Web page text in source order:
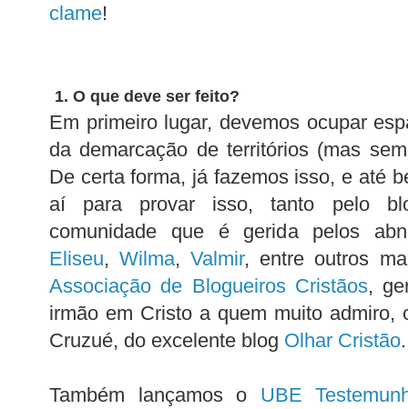
clame!
1. O que deve ser feito?
Em primeiro lugar, devemos ocupar
da demarcação de territórios (mas
De certa forma, já fazemos isso, e até
aí para provar isso, tanto pelo
comunidade que é gerida pelos
Eliseu,Wilma,Valmir, entre outros
Associação de Blogueiros Cristãos,
irmão em Cristo a quem muito admiro,
Cruzué, do excelente blog Olhar Cristão.
Também lançamos o UBE